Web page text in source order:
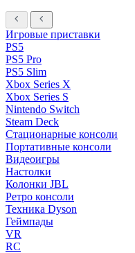
Игровые приставки
PS5
PS5 Pro
PS5 Slim
Xbox Series X
Xbox Series S
Nintendo Switch
Steam Deck
Стационарные консоли
Портативные консоли
Видеоигры
Настолки
Колонки JBL
Ретро консоли
Техника Dyson
Геймпады
VR
RC